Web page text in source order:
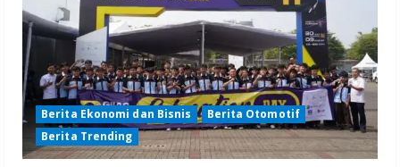
Kaohsiung
Redaksi 01 August 8, 2026
Berita Ekonomi dan Bisnis
Berita Otomotif
Berita Trending